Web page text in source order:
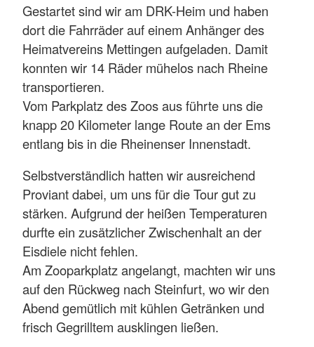
Gestartet sind wir am DRK-Heim und haben
dort die Fahrräder auf einem Anhänger des
Heimatvereins Mettingen aufgeladen. Damit
konnten wir 14 Räder mühelos nach Rheine
transportieren.
Vom Parkplatz des Zoos aus führte uns die
knapp 20 Kilometer lange Route an der Ems
entlang bis in die Rheinenser Innenstadt.
Selbstverständlich hatten wir ausreichend
Proviant dabei, um uns für die Tour gut zu
stärken. Aufgrund der heißen Temperaturen
durfte ein zusätzlicher Zwischenhalt an der
Eisdiele nicht fehlen.
Am Zooparkplatz angelangt, machten wir uns
auf den Rückweg nach Steinfurt, wo wir den
Abend gemütlich mit kühlen Getränken und
frisch Gegrilltem ausklingen ließen.